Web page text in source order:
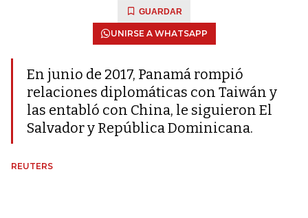
GUARDAR
UNIRSE A WHATSAPP
En junio de 2017, Panamá rompió
relaciones diplomáticas con Taiwán y
las entabló con China, le siguieron El
Salvador y República Dominicana.
REUTERS